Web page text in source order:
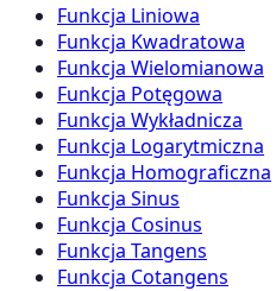
Funkcja Liniowa
Funkcja Kwadratowa
Funkcja Wielomianowa
Funkcja Potęgowa
Funkcja Wykładnicza
Funkcja Logarytmiczna
Funkcja Homograficzna
Funkcja Sinus
Funkcja Cosinus
Funkcja Tangens
Funkcja Cotangens